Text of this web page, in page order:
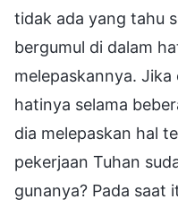
tidak ada yang tahu
bergumul di dalam
melepaskannya.
hatinya selama
dia melepaskan hal
pekerjaan Tuhan
gunanya? Pada saat